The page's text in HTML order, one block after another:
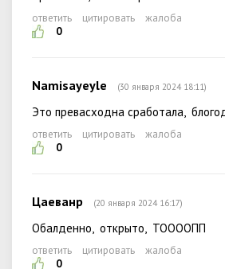
ответить цитировать
жалоба
0
Namisayeyle (30 января 2024 18:11)
Это превасходна сработала,
ответить цитировать
жалоба
0
Цаеванр (20 января 2024 16:17)
Обалденно, открыто, ТООООПП
ответить цитировать
жалоба
0